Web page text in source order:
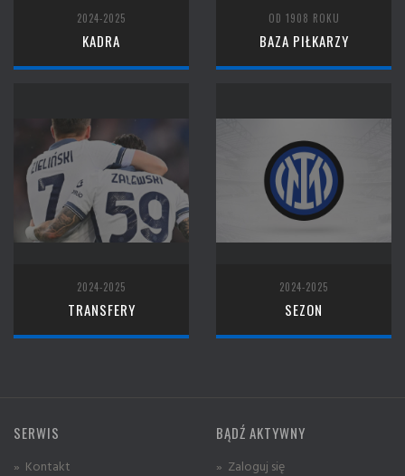
2024-2025
KADRA
OD 1908 ROKU
BAZA PIŁKARZY
2024-2025
TRANSFERY
2024-2025
SEZON
SERWIS
» Kontakt
BĄDŹ AKTYWNY
» Zaloguj się